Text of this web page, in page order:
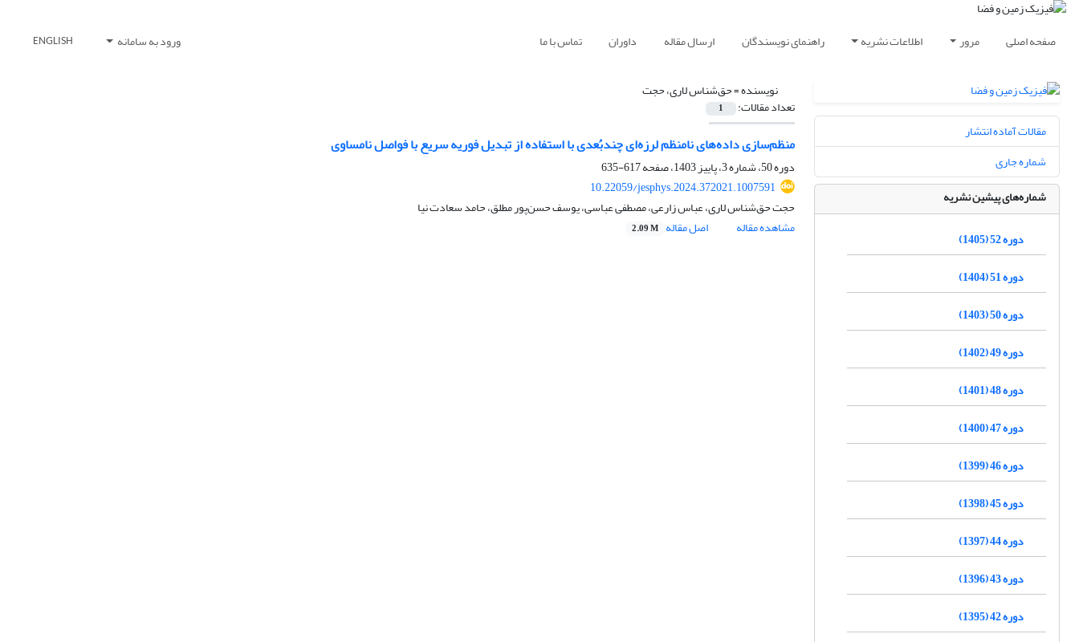
صفحه اصلی مرور اطلاعات نشریه راهنمای نویسندگان ارسال مقاله داوران تماس با ما ورود به سامانه ENGLISH
نویسنده =حق‌شناس لاری، حجت
تعداد مقالات: 1
منظم‌سازی داده‌های نامنظم لرزه‌ای چند‌بُعدی با استفاده از تبدیل فوریه سریع با فواصل نامساوی
دوره 50، شماره 3، پاییز 1403، صفحه
617-635
10.22059/jesphys.2024.372021.1007591
حجت حق‌شناس لاری، عباس زارعی، مصطفی عباسی، یوسف حسن‌پور مطلق، حامد سعادت نیا
مشاهده مقاله
اصل مقاله 2.09 M
مقالات آماده انتشار
شماره جاری
شماره‌های پیشین نشریه
دوره 52 (1405)
دوره 51 (1404)
دوره 50 (1403)
دوره 49 (1402)
دوره 48 (1401)
دوره 47 (1400)
دوره 46 (1399)
دوره 45 (1398)
دوره 44 (1397)
دوره 43 (1396)
دوره 42 (1395)